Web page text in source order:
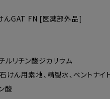
んGAT FN [医薬部外品]
ルリチン酸ジカリウム
けん用素地、精製水、ベントナイ
酸